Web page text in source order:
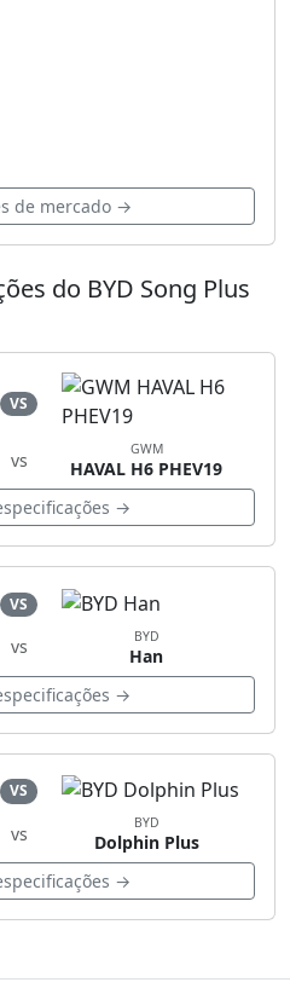
de mercado →
do BYD Song Plus
VS
vs GWM
HAVAL H6 PHEV19
→
VS
vs BYD
Han
→
VS
vs BYD
Dolphin Plus
→